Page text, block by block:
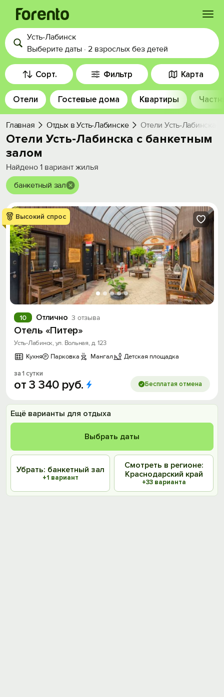
Войти
Избранное
История просмотра
Добавить свой объект
Усть-Лабинск
Выберите даты · 2 взрослых без детей
Сорт. Фильтр Карта
Отели Гостевые дома Квартиры
Главная Отдых в Усть-Лабинске Отели Усть-Лабинска
Отели Усть-Лабинска с банкетным
залом
Найдено 1 вариант жилья
банкетный зал
Высокий спрос
Отлично 3 отзыва
10
Отель «Питер»
Усть-Лабинск, ул. Вольная, д. 123
Кухня
Парковка Мангал Детская площадка
за 1 сутки
от3 340 руб. Бесплатая отмена
Ещё варианты для отдыха
Выбрать даты
Убрать: банкетный зал
+1 вариант
Смотреть в регионе:
Краснодарский край
+33 варианта